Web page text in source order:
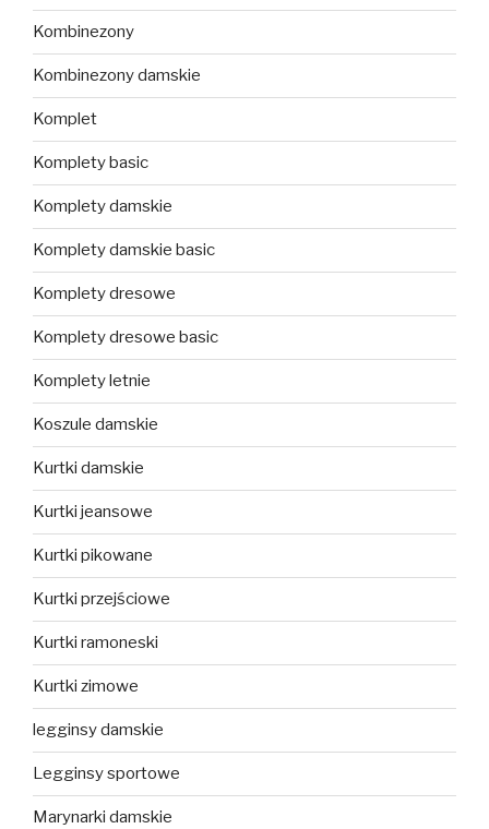
Kombinezony
Kombinezony damskie
Komplet
Komplety basic
Komplety damskie
Komplety damskie basic
Komplety dresowe
Komplety dresowe basic
Komplety letnie
Koszule damskie
Kurtki damskie
Kurtki jeansowe
Kurtki pikowane
Kurtki przejściowe
Kurtki ramoneski
Kurtki zimowe
legginsy damskie
Legginsy sportowe
Marynarki damskie